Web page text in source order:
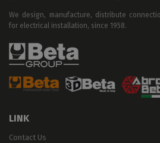
We design, manufacture, distribute
for electrical installation, since 1958.
LINK
Contact Us